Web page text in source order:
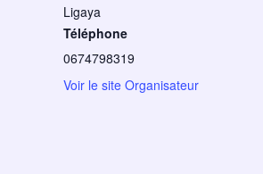
Ligaya
Téléphone
0674798319
Voir le site Organisateur